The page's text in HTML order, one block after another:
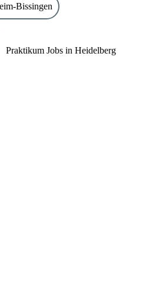
Bissingen
Praktikum Jobs in Heidelberg